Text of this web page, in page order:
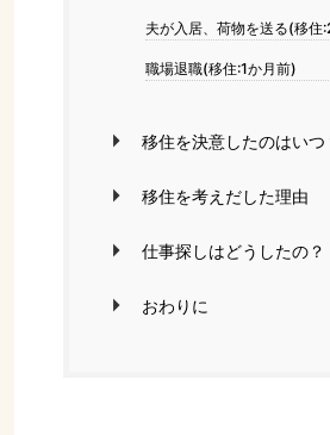
夫が入居、荷物を送る(移住
職場退職(移住:1か月前)
移住を決意したのはいつ
移住を考えだした理由
仕事探しはどうしたの？
おわりに